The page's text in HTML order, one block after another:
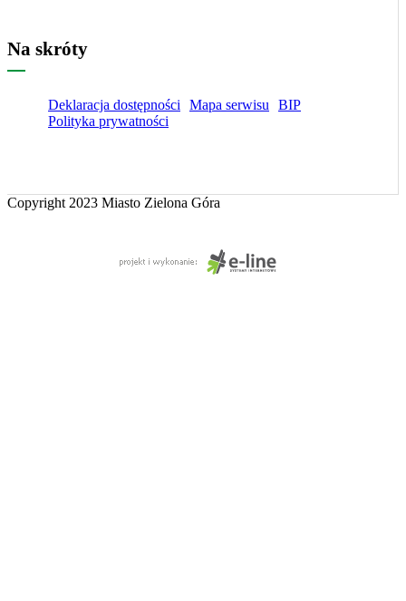
Na skróty
Deklaracja dostępności Mapa serwisu
BIP
Polityka prywatności
Copyright 2023 Miasto Zielona Góra